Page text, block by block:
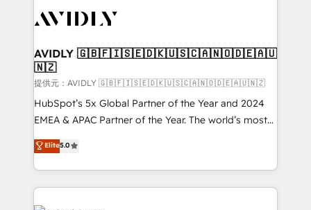
CRM and webdesign (We focus on EMEA - USA
AVIDLY 🇬🇧🇫🇮🇸🇪🇩🇰🇺🇸🇨🇦🇳🇴🇩🇪🇦🇺
🇳🇿
提供元：AVIDLY 🇬🇧🇫🇮🇸🇪🇩🇰🇺🇸🇨🇦🇳🇴🇩🇪🇦🇺🇳🇿
HubSpot’s 5x Global Partner of the Year and 2024
EMEA & APAC Partner of the Year. The world’s most
experienced and fully accredited HubSpot Solutions
Partner. 🚀 With 2,750+ HubSpot projects delivered
and 370+ specialists across EMEA, APAC and NAM,
we de-risk complex CRM programmes and
accelerate ROI across every HubSpot Hub. 🧭 From
Elite5.0